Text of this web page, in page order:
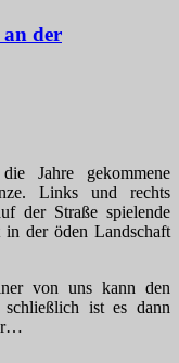
an der
Jahre gekommene
Links und rechts
der Straße spielende
der öden Landschaft
von uns kann den
ist es dann